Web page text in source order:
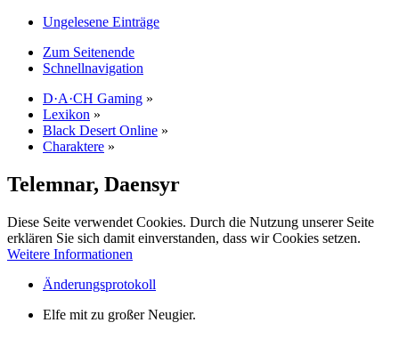
Ungelesene Einträge
Zum Seitenende
Schnellnavigation
D·A·CH Gaming »
Lexikon »
Black Desert Online »
Charaktere »
Telemnar, Daensyr
Diese Seite verwendet Cookies. Durch die Nutzung unserer Seite
erklären Sie sich damit einverstanden, dass wir Cookies setzen.
Weitere Informationen
Änderungsprotokoll
Elfe mit zu großer Neugier.